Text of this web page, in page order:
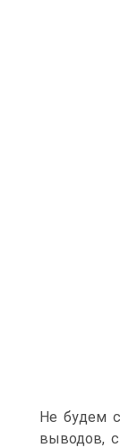
Не будем
выводов,